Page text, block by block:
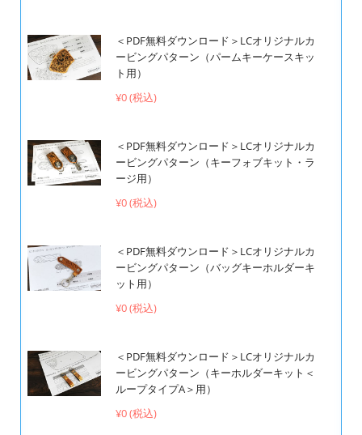
＜PDF無料ダウンロード＞LCオリジナルカ
ービングパターン（パームキーケースキッ
ト用）
¥0 (税込)
＜PDF無料ダウンロード＞LCオリジナルカ
ービングパターン（キーフォブキット・ラ
ージ用）
¥0 (税込)
＜PDF無料ダウンロード＞LCオリジナルカ
ービングパターン（バッグキーホルダーキ
ット用）
¥0 (税込)
＜PDF無料ダウンロード＞LCオリジナルカ
ービングパターン（キーホルダーキット＜
ループタイプA＞用）
¥0 (税込)